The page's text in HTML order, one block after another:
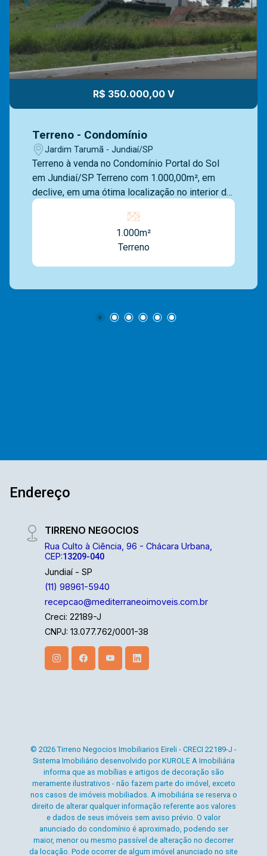
R$ 350.000,00 V
Terreno - Condomínio
Jardim Tarumã - Jundiaí/SP
Terreno à venda no Condomínio Portal do Sol
em Jundiaí/SP Terreno com 1.000,00m², em
declive, em uma ótima localização no interior do
condomínio. O Condomínio Portal do Sol, em
Jundiaí, é um residencial de alto padrão,
oferecendo segurança 24 horas e infraestrutura
de qualidade. Localizado próximo ao centro da
cidade, proporciona fácil acesso às principais
região conta com comércios, escolas e
qualidade de vida para seus moradores. Ideal
1.000m²
Terreno
Endereço
TIRRENO NEGOCIOS
Rua Culto à Ciência, 96 - Chácara Urbana,
CEP:13209-040
Jundiaí - SP
(11) 98961-5940
recepcao@mediterraneoimoveis.com.br
Creci: 22189-J
CNPJ: 13.077.762/0001-38
© 2026 Tirreno Negocios Imobiliarios Eireli - CRECI 22189-J -
Sistema Imobiliário desenvolvido por KUROLE A Imobiliária
informa que as mobílias e artigos de decoração são
meramente ilustrativos - não fazem parte do imóvel, exceto
nos casos de imóveis mobiliados. A imobiliária se reserva o
direito de alterar qualquer informação referente aos valores
e dados de seus imóveis sem aviso prévio. O valor
anunciado do condomínio é aproximado, podendo ser
maior, menor ou mesmo passível de alteração no decorrer
da locação. Pode ocorrer de algum imóvel anunciado no site